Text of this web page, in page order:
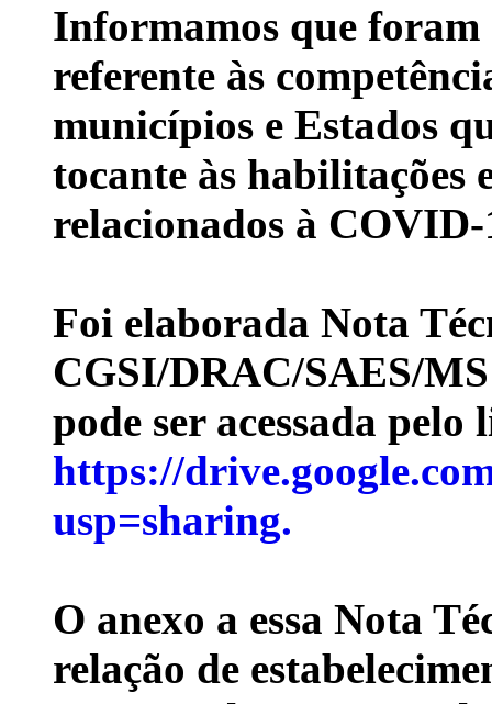
Informamos que foram
referente às
municípios e Estados
tocante às habilitações
relacionados à COVID-
Foi elaborada Nota
CGSI/DRAC/SAES/MS
pode ser acessada pelo
https://
usp=sharing.
O anexo a essa Nota
relação de